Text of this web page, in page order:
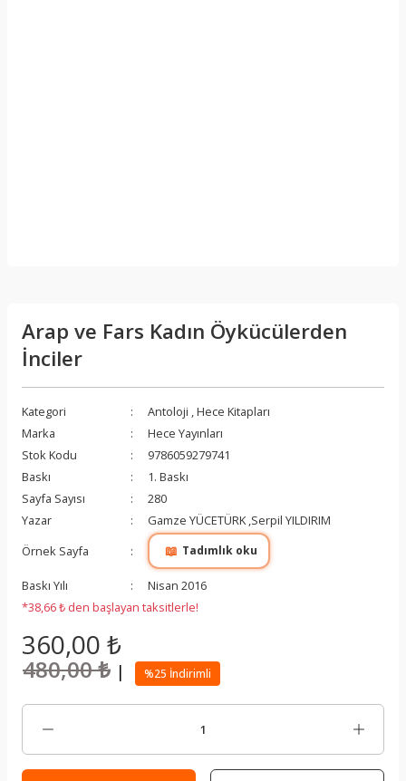
Arap ve Fars Kadın Öykücülerden
İnciler
Kategori Antoloji ,Hece Kitapları
Marka
Hece Yayınları
Stok Kodu
9786059279741
Baskı
1. Baskı
Sayfa Sayısı
280
Yazar
Gamze YÜCETÜRK ,Serpil YILDIRIM
Örnek Sayfa
📖 Tadımlık oku
Baskı Yılı
Nisan 2016
*38,66 ₺ den başlayan taksitlerle!
360,00 ₺
480,00 ₺ | %25 İndirimli